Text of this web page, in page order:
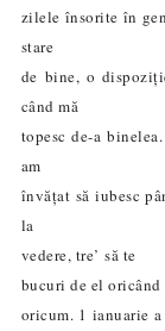
zilele însorite în
stare
de bine, o
când mă
topesc de-a
am
învățat să iubesc
la
vedere, tre’ să te
bucuri de el oricând
oricum. 1 ianuarie